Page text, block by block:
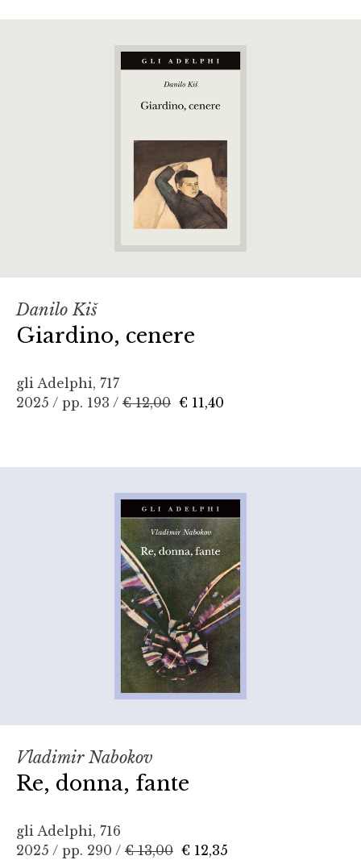
Danilo Kiš
Giardino, cenere
gli Adelphi, 717
2025 / pp. 193 / € 12,00 € 11,40
Vladimir Nabokov
Re, donna, fante
gli Adelphi, 716
2025 / pp. 290 / € 13,00 € 12,35